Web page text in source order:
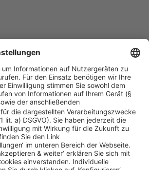
Sycor Kontakt
info@sycor.de
+49 551 490 0
©SYCOR GmbH